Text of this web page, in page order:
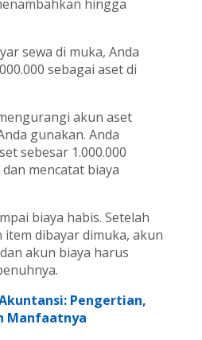
hingga
sewa di muka, Anda
sebagai aset di
akun aset
gunakan. Anda
sebesar 1.000.000
mencatat biaya
biaya habis. Setelah
dibayar dimuka, akun
akun biaya harus
Pengertian,
Manfaatnya